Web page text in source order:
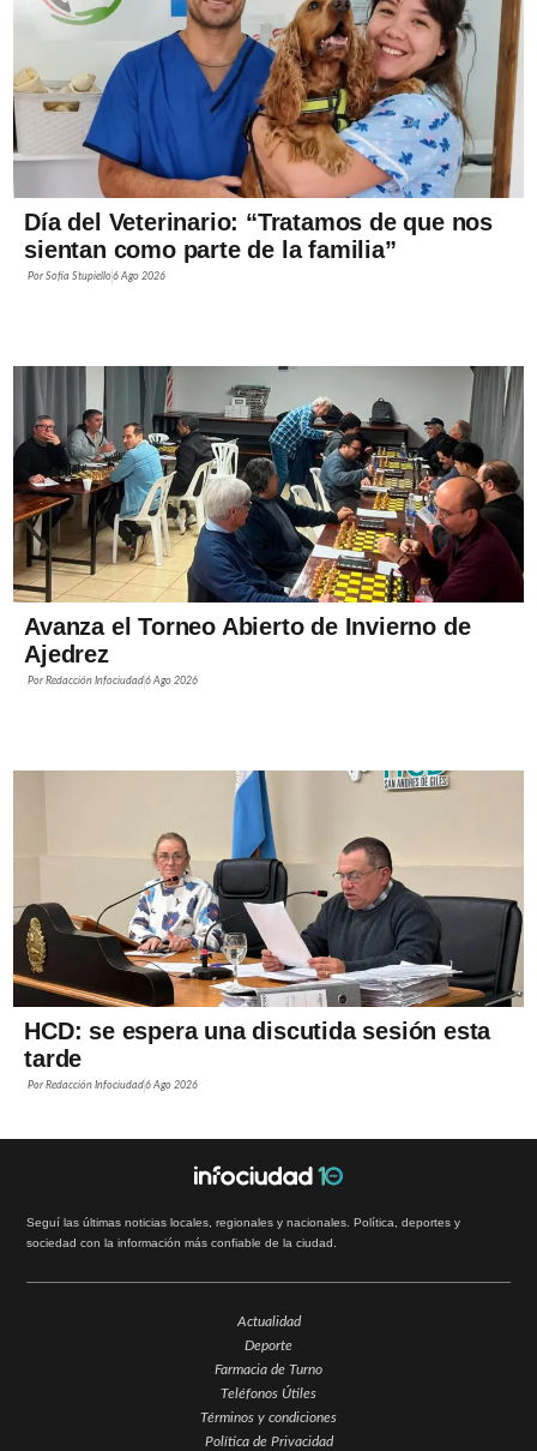
Día del Veterinario: “Tratamos de que nos
sientan como parte de la familia”
PorSofía Stupiello6 Ago 2026
Avanza el Torneo Abierto de Invierno de
Ajedrez
PorRedacción Infociudad6 Ago 2026
HCD: se espera una discutida sesión esta
tarde
PorRedacción Infociudad6 Ago 2026
Seguí las últimas noticias locales, regionales y nacionales. Política, deportes y
sociedad con la información más confiable de la ciudad.
Actualidad
Deporte
Farmacia de Turno
Teléfonos Útiles
Términos y condiciones
Política de Privacidad